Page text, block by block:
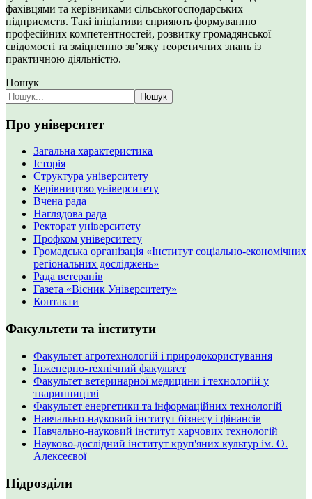
фахівцями та керівниками сільськогосподарських
підприємств. Такі ініціативи сприяють формуванню
професійних компетентностей, розвитку громадянської
свідомості та зміцненню зв’язку теоретичних знань із
практичною діяльністю.
Пошук
Пошук
Про університет
Загальна характеристика
Історія
Структура університету
Керівництво університету
Вчена рада
Наглядова рада
Ректорат університету
Профком університету
Громадська організація «Інститут соціально-економічних
регіональних досліджень»
Рада ветеранів
Газета «Вісник Університету»
Контакти
Факультети та інститути
Факультет агротехнологій і природокористування
Інженерно-технічний факультет
Факультет ветеринарної медицини і технологій у
тваринництві
Факультет енергетики та інформаційних технологій
Навчально-науковий інститут бізнесу і фінансів
Навчально-науковий інститут харчових технологій
Науково-дослідний інститут круп'яних культур ім. О.
Алексеєвої
Підрозділи